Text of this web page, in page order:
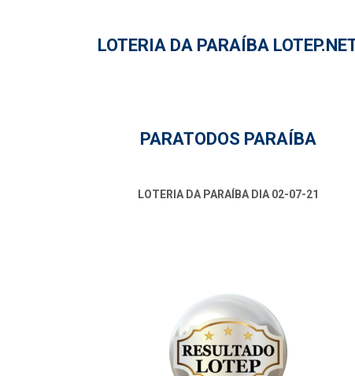
LOTERIA DA PARAÍBA
PARATODOS PARAÍBA
LOTERIA DA PARAÍBA DIA 02-07-21